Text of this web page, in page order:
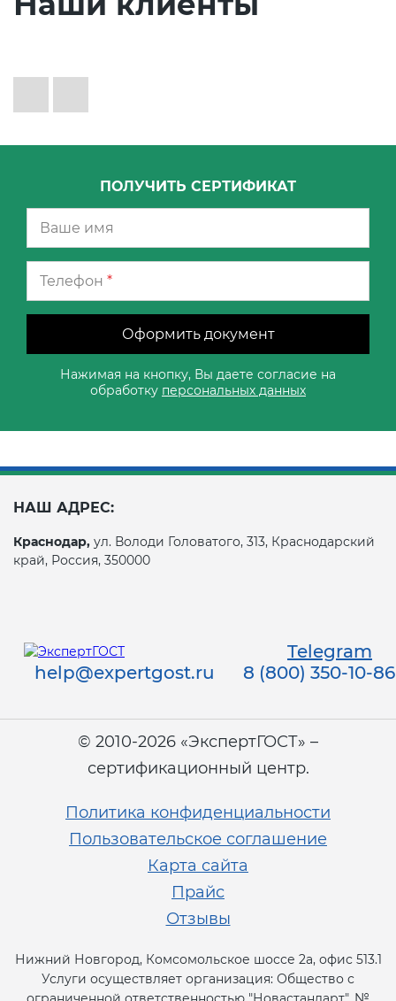
ПОЛУЧИТЬ СЕРТИФИКАТ
Телефон *
Оформить документ
Нажимая на кнопку, Вы даете согласие на
обработку персональных данных
НАШ АДРЕС:
Краснодар, ул. Володи Головатого, 313, Краснодарский
край, Россия, 350000
Telegram
help@expertgost.ru
8 (800) 350-10-86
© 2010-2026 «ЭкспертГОСТ» –
сертификационный центр.
Политика конфиденциальности
Пользовательское соглашение
Карта сайта
Прайс
Отзывы
Нижний Новгород, Комсомольское шоссе 2а, офис 513.1
Услуги осуществляет организация: Общество с